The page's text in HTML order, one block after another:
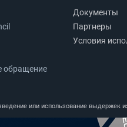
обращение
Документы
Партнеры
Условия
или использование выдержек